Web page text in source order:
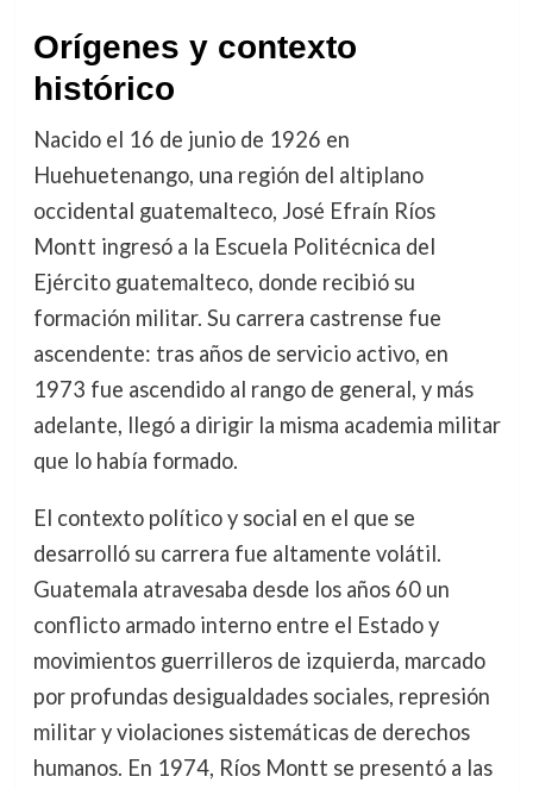
Orígenes y contexto
histórico
Nacido el 16 de junio de 1926 en
Huehuetenango, una región del altiplano
occidental guatemalteco, José Efraín Ríos
Montt ingresó a la Escuela Politécnica del
Ejército guatemalteco, donde recibió su
formación militar. Su carrera castrense fue
ascendente: tras años de servicio activo, en
1973 fue ascendido al rango de general, y más
adelante, llegó a dirigir la misma academia militar
que lo había formado.
El contexto político y social en el que se
desarrolló su carrera fue altamente volátil.
Guatemala atravesaba desde los años 60 un
conflicto armado interno entre el Estado y
movimientos guerrilleros de izquierda, marcado
por profundas desigualdades sociales, represión
militar y violaciones sistemáticas de derechos
humanos. En 1974, Ríos Montt se presentó a las